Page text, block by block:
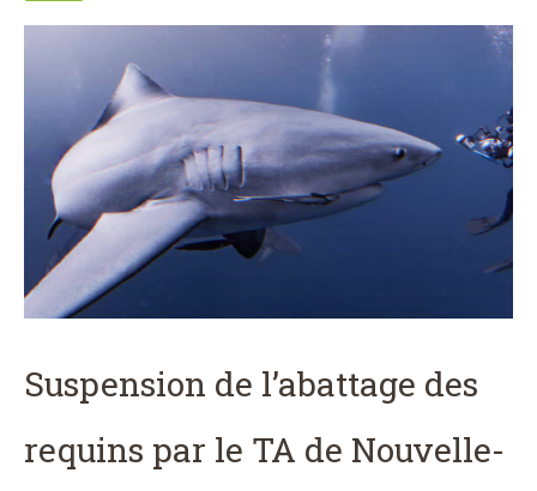
Suspension de l’abattage des
requins par le TA de Nouvelle-